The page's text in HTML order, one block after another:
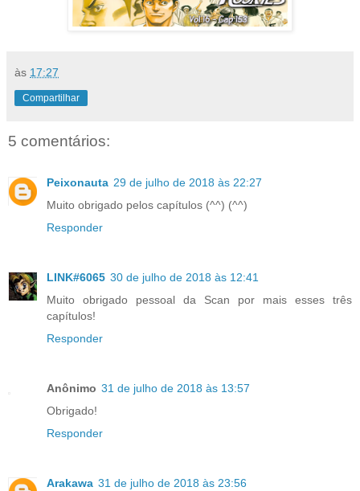
às 17:27
Compartilhar
5 comentários:
Peixonauta 29 de julho de 2018 às 22:27
Muito obrigado pelos capítulos (^^) (^^)
Responder
LINK#6065 30 de julho de 2018 às 12:41
Muito obrigado pessoal da Scan por mais esses três
capítulos!
Responder
Anônimo 31 de julho de 2018 às 13:57
Obrigado!
Responder
Arakawa 31 de julho de 2018 às 23:56